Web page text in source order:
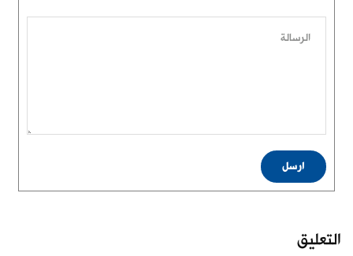
الرسالة
ارسل
التعليق